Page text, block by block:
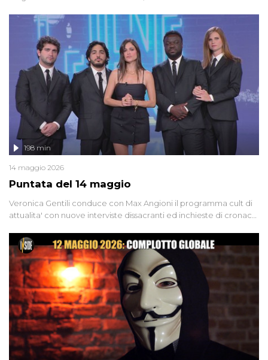
'90 e il 2000 che, inquietantemente, potrebbe essere ancora in
libertà. Lo speciale affronta inoltre le zone d'ombra sul Mostro di
Firenze, le cui responsabilità appaiono ancora oggi avvolte in un
groviglio di dubbi mai chiariti. Nel corso dello speciale anche
l'intervista inedita a Olindo Romano, realizzata ne...
Puntata del 14 maggio
198 min
14 maggio 2026
Veronica Gentili conduce con Max Angioni il programma cult di
attualita' con nuove interviste dissacranti ed inchieste di cronaca